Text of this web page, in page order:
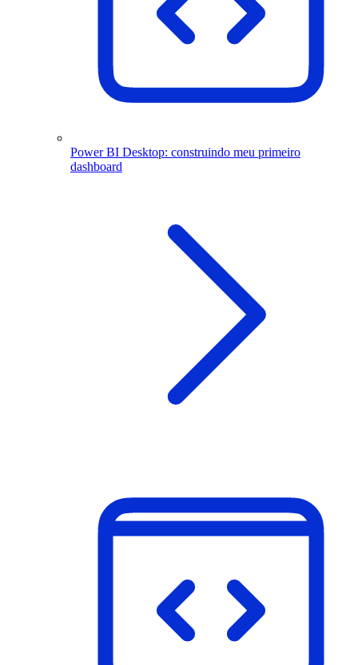
Power BI Desktop: construindo meu primeiro
dashboard